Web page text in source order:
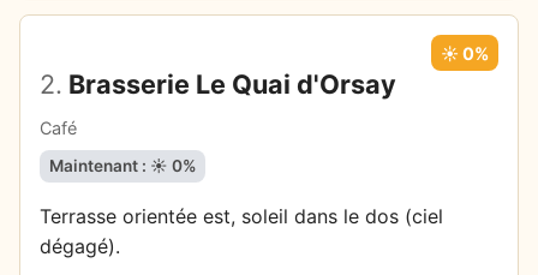
2. Brasserie Le Quai d'Orsay
Café
☀️ 0%
Maintenant : ☀️ 0%
Terrasse orientée est, soleil dans le dos (ciel
dégagé).